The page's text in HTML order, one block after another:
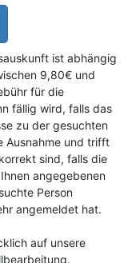
ist abhängig
9,80€ und
für die
fällig wird, falls das
zu der gesuchten
Ausnahme und trifft
sind, falls die
angegebenen
Person
angemeldet hat.
auf unsere